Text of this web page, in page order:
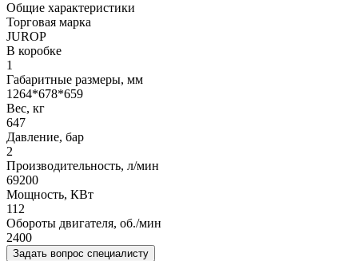
Общие характеристики
Торговая марка
JUROP
В коробке
1
Габаритные размеры, мм
1264*678*659
Вес, кг
647
Давление, бар
2
Производительность, л/мин
69200
Мощность, КВт
112
Обороты двигателя, об./мин
2400
Задать вопрос специалисту